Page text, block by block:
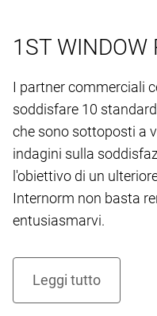
1ST WINDOW
I partner commerciali
soddisfare 10
che sono sottoposti a
indagini sulla
l'obiettivo di un
Internorm non basta
entusiasmarvi.